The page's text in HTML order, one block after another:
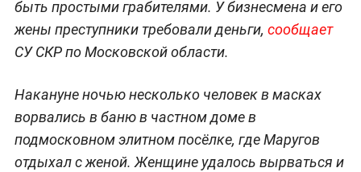
быть простыми грабителями. У бизнесмена и его
жены преступники требовали деньги, сообщает
СУ СКР по Московской области.
Накануне ночью несколько человек в масках
ворвались в баню в частном доме в
подмосковном элитном посёлке, где Маругов
отдыхал с женой. Женщине удалось вырваться и